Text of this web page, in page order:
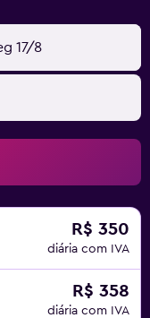
de cortesia
também
limpeza é
17/8
R$ 350
diária com IVA
R$ 358
diária com IVA